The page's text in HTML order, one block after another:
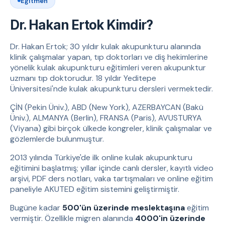
Dr. Hakan Ertok Kimdir?
Dr. Hakan Ertok; 30 yıldır kulak akupunkturu alanında
klinik çalışmalar yapan, tıp doktorları ve diş hekimlerine
yönelik kulak akupunkturu eğitimleri veren akupunktur
uzmanı tıp doktorudur. 18 yıldır Yeditepe
Üniversitesi'nde kulak akupunkturu dersleri vermektedir.
ÇİN (Pekin Üniv.), ABD (New York), AZERBAYCAN (Bakü
Üniv.), ALMANYA (Berlin), FRANSA (Paris), AVUSTURYA
(Viyana) gibi birçok ülkede kongreler, klinik çalışmalar ve
gözlemlerde bulunmuştur.
2013 yılında Türkiye'de ilk online kulak akupunkturu
eğitimini başlatmış; yıllar içinde canlı dersler, kayıtlı video
arşivi, PDF ders notları, vaka tartışmaları ve online eğitim
paneliyle AKUTED eğitim sistemini geliştirmiştir.
Bugüne kadar 500'ün üzerinde meslektaşınaeğitim
vermiştir. Özellikle migren alanında 4000'in üzerinde